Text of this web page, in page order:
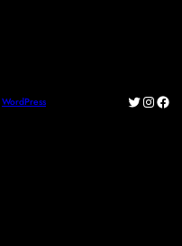
WordPress Twitter